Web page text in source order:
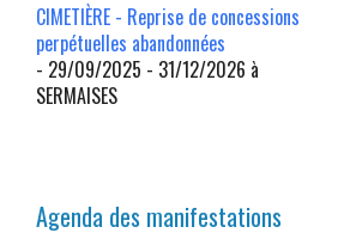
CIMETIÈRE - Reprise de concessions
perpétuelles abandonnées
- 29/09/2025 - 31/12/2026 à
SERMAISES
Agenda des manifestations